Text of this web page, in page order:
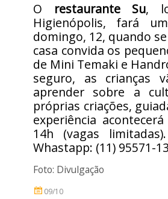
O restaurante Su,
Higienópolis, fará
domingo, 12, quando
casa convida os
de Mini Temaki e
seguro, as crianças
aprender sobre a
próprias criações,
experiência
14h (vagas
Whastapp: (11) 95571-
Foto: Divulgação
09/10